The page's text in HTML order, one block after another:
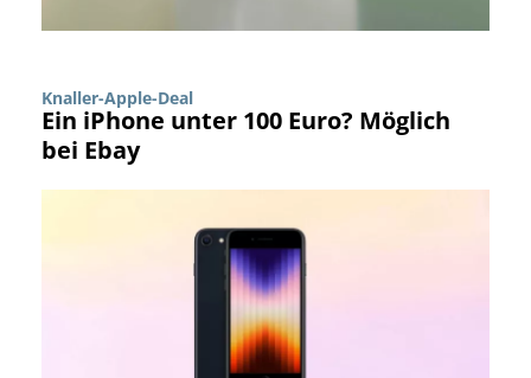
Knaller-Apple-Deal
Ein iPhone unter 100 Euro? Möglich
bei Ebay